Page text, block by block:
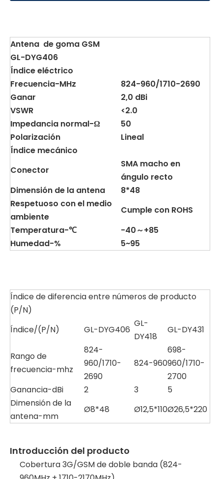
Antena de goma GSM
GL-DYG406
Índice eléctrico
Frecuencia-MHz
824-960/1710-2690
Ganar
2,0 dBi
VSWR
<2.0
Impedancia normal-Ω
50
Polarización
Lineal
Índice mecánico
Conector
SMA macho en
ángulo recto
Dimensión de la antena
8*48
Respetuoso con el medio
ambiente
Cumple con ROHS
Temperatura-℃
-40～+85
Humedad-%
5~95
Índice de diferencia entre números de producto
(P/N)
Índice/(P/N)
GL-DYG406
GL-
DY418
GL-DY431
Rango de
frecuencia-mhz
824-
960/1710-
2690
824-960
698-
960/1710-
2700
Ganancia-dBi
2 3
5
Dimensión de la
antena-mm
Ø8*48 Ø12,5*110Ø26,5*220
Introducción del producto
Cobertura 3G/GSM de doble banda (824-